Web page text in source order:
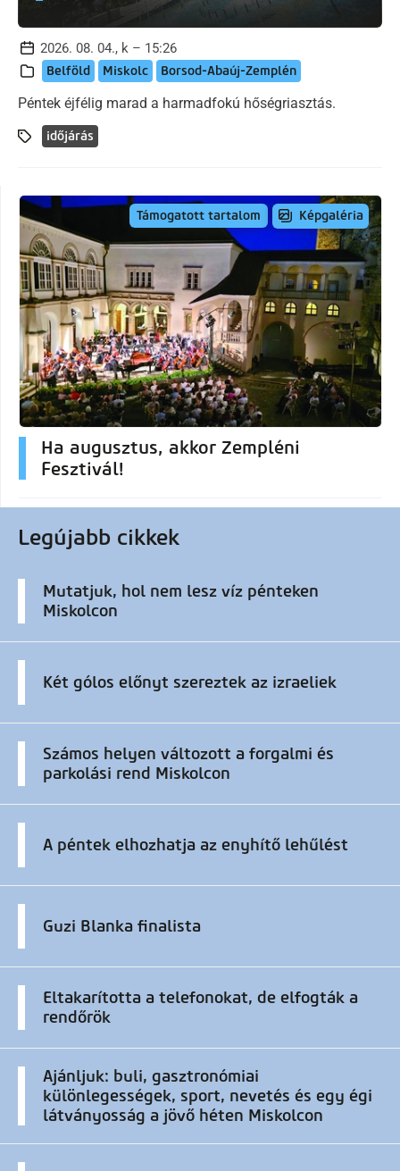
2026. 08. 04., k – 15:26
Belföld Miskolc Borsod-Abaúj-Zemplén
Péntek éjfélig marad a harmadfokú hőségriasztás.
időjárás
Támogatott tartalom Képgaléria
Ha augusztus, akkor Zempléni
Fesztivál!
Legújabb cikkek
Mutatjuk, hol nem lesz víz pénteken
Miskolcon
Két gólos előnyt szereztek az izraeliek
Számos helyen változott a forgalmi és
parkolási rend Miskolcon
A péntek elhozhatja az enyhítő lehűlést
Guzi Blanka finalista
Eltakarította a telefonokat, de elfogták a
rendőrök
Ajánljuk: buli, gasztronómiai
különlegességek, sport, nevetés és egy égi
látványosság a jövő héten Miskolcon